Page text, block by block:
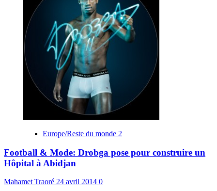
Europe/Reste du monde 2
Football & Mode: Drobga pose pour construire un
Hôpital à Abidjan
Mahamet Traoré 24 avril 2014 0